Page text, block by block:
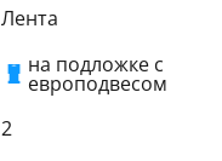
Лента
на подложке с
европодвесом
2